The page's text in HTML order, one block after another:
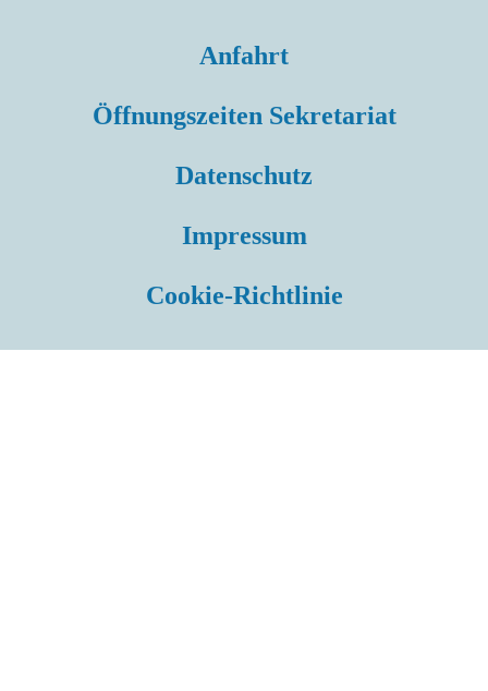
Anfahrt
Öffnungszeiten Sekretariat
Datenschutz
Impressum
Cookie-Richtlinie